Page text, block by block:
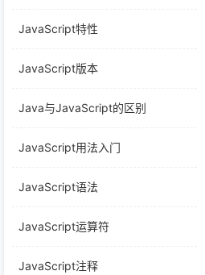
JavaScript特性
JavaScript版本
Java与JavaScript的区别
JavaScript用法入门
JavaScript语法
JavaScript运算符
JavaScript注释